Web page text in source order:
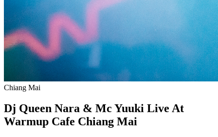
Chiang Mai
Dj Queen Nara & Mc Yuuki Live At
Warmup Cafe Chiang Mai